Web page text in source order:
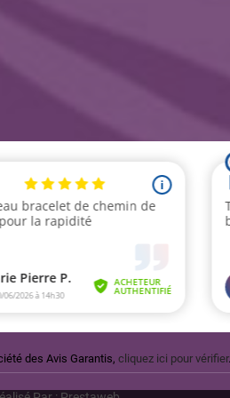
des Avis Garantis, cliquez ici pour vérifier.